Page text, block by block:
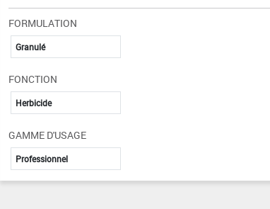
FORMULATION
Granulé
FONCTION
Herbicide
GAMME D'USAGE
Professionnel